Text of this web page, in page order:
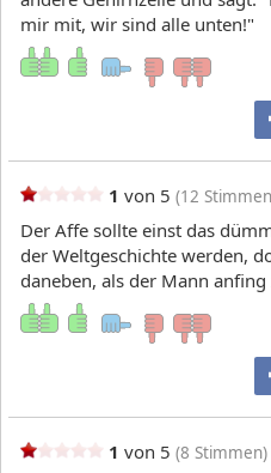
mir mit, wir sind alle unten!"
1 von 5 (12
Der Affe sollte einst das
der Weltgeschichte werden,
daneben, als der Mann anfing
1 von 5 (8 Stimmen)